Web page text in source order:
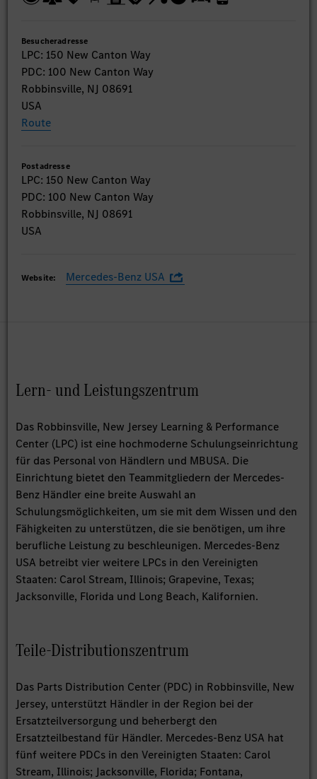
Besucheradresse
LPC: 150 New Canton Way
PDC: 100 New Canton Way
Robbinsville, NJ 08691
USA
Route
Postadresse
LPC: 150 New Canton Way
PDC: 100 New Canton Way
Robbinsville, NJ 08691
USA
Website: Mercedes-Benz USA
Lern- und Leistungszentrum
Das Robbinsville, New Jersey Learning & Performance
Center (LPC) ist eine hochmoderne Schulungseinrichtung
für das Personal von Händlern und MBUSA. Die
Einrichtung bietet den Teammitgliedern der Mercedes-
Benz Händler eine breite Auswahl an
Schulungsmöglichkeiten, um sie mit dem Wissen und den
Fähigkeiten zu unterstützen, die sie benötigen, um ihre
berufliche Leistung zu beschleunigen. Mercedes-Benz
USA betreibt vier weitere LPCs in den Vereinigten
Staaten: Carol Stream, Illinois; Grapevine, Texas;
Jacksonville, Florida und Long Beach, Kalifornien.
Teile-Distributionszentrum
Das Parts Distribution Center (PDC) in Robbinsville, New
Jersey, unterstützt Händler in der Region bei der
Ersatzteilversorgung und beherbergt den
Ersatzteilbestand für Händler. Mercedes-Benz USA hat
fünf weitere PDCs in den Vereinigten Staaten: Carol
Stream, Illinois; Jacksonville, Florida; Fontana,